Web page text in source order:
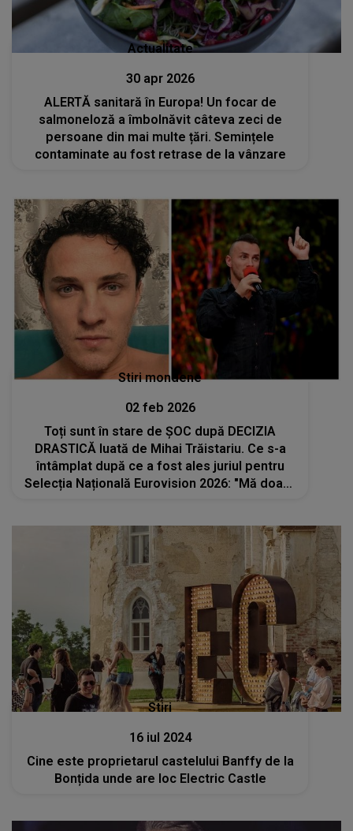
Actualitate
30 apr 2026
ALERTĂ sanitară în Europa! Un focar de
salmoneloză a îmbolnăvit câteva zeci de
persoane din mai multe țări. Semințele
contaminate au fost retrase de la vânzare
Stiri mondene
02 feb 2026
Toți sunt în stare de ȘOC după DECIZIA
DRASTICĂ luată de Mihai Trăistariu. Ce s-a
întâmplat după ce a fost ales juriul pentru
Selecția Națională Eurovision 2026: "Mă doare
Stiri
16 iul 2024
Cine este proprietarul castelului Banffy de la
Bonțida unde are loc Electric Castle